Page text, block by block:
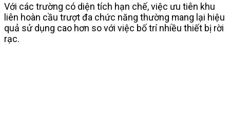
Với các trường có diện tích hạn chế, việc ưu tiên khu
liên hoàn cầu trượt đa chức năng thường mang lại hiệu
quả sử dụng cao hơn so với việc bố trí nhiều thiết bị rời
rạc.